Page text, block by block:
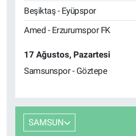
Beşiktaş - Eyüpspor
Amed - Erzurumspor FK
17 Ağustos, Pazartesi
Samsunspor - Göztepe
SAMSUN